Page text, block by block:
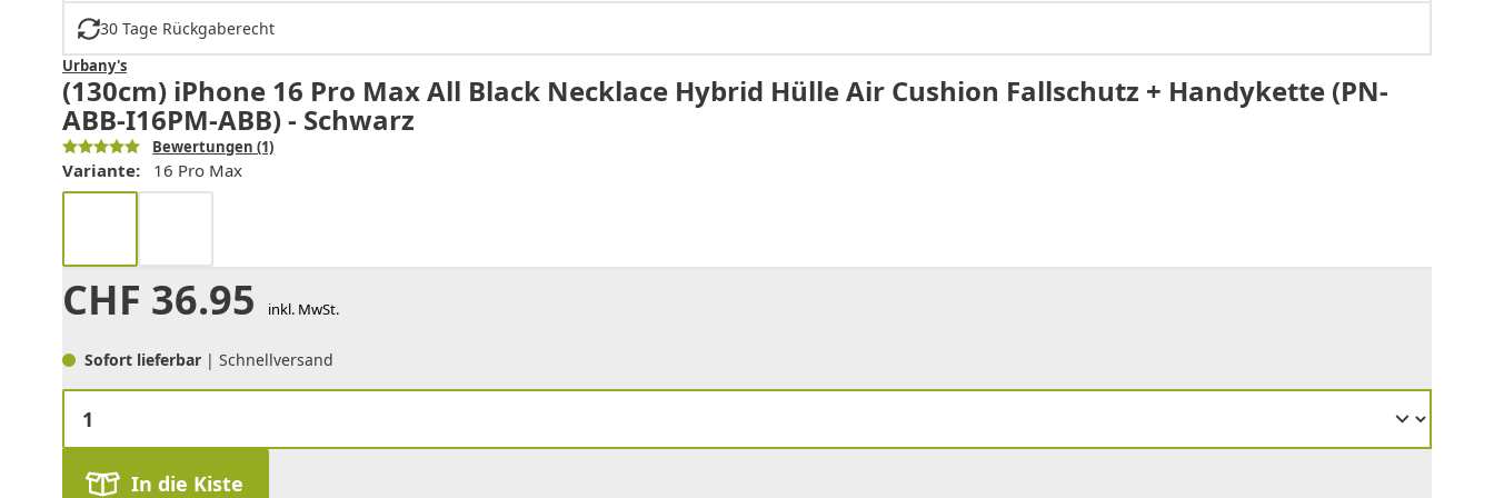
30 Tage Rückgaberecht
Urbany's
(130cm) iPhone 16 Pro Max All Black Necklace Hybrid Hülle Air Cushion Fallschutz + Handykette (PN-
ABB-I16PM-ABB) - Schwarz
Bewertungen (1)
Variante: 16 Pro Max
CHF 36.95 inkl. MwSt.
Sofort lieferbar | Schnellversand
In die Kiste